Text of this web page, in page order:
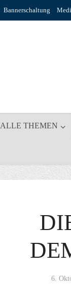
Bannerschaltung
ALLE THEMEN
6.